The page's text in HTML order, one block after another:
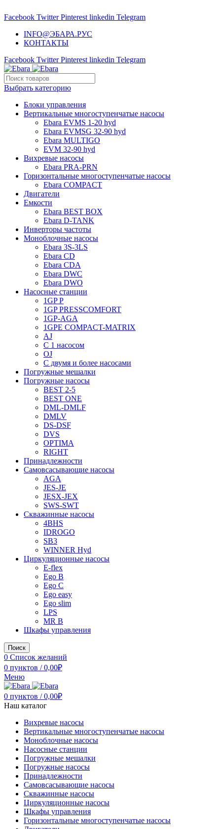
Facebook Twitter Pinterest linkedin Telegram
INFO@ЭБАРА.РУС
КОНТАКТЫ
Facebook Twitter Pinterest linkedin Telegram
Выбрать категорию
Блоки управления
Вертикальные многоступенчатые насосы
Ebara EVMS 1-20 hyd
Ebara EVMSG 32-90 hyd
Ebara MULTIGO
EVM 32-90 hyd
Вихревые насосы
Ebara PRA-PRN
Горизонтальные многоступенчатые насосы
Ebara COMPACT
Двигатели
Емкости
Ebara BEST BOX
Ebara D-TANK
Инверторы частоты
Моноблочные насосы
Ebara 3S-3LS
Ebara CD
Ebara CDA
Ebara DWC
Ebara DWO
Насосные станции
1GP P
1GP PRESSCOMFORT
1GP-AGA
1GPE COMPACT-MATRIX
AJ
C 1 насосом
OJ
С двумя и более насосами
Погружные мешалки
Погружные насосы
BEST 2-5
BEST ONE
DML-DMLF
DMLV
DS-DSF
DVS
OPTIMA
RIGHT
Принадлежности
Самовсасывающие насосы
AGA
JES-JE
JESX-JEX
SWS-SWT
Скважинные насосы
4BHS
IDROGO
SB3
WINNER Hyd
Циркуляционные насосы
E-flex
Ego B
Ego C
Ego easy
Ego slim
LPS
MR B
Шкафы управления
Поиск
0 Список желаний
0 пунктов / 0,00₽
Меню
0 пунктов / 0,00₽
Наш каталог
Вихревые насосы
Вертикальные многоступенчатые насосы
Моноблочные насосы
Насосные станции
Погружные мешалки
Погружные насосы
Принадлежности
Самовсасывающие насосы
Скважинные насосы
Циркуляционные насосы
Шкафы управления
Горизонтальные многоступенчатые насосы